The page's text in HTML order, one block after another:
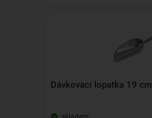
Dávkovací lopatka 19 cm